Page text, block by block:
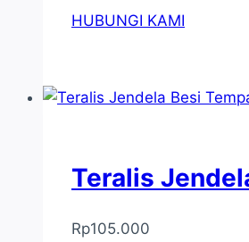
HUBUNGI KAMI
Teralis
Rp105.000